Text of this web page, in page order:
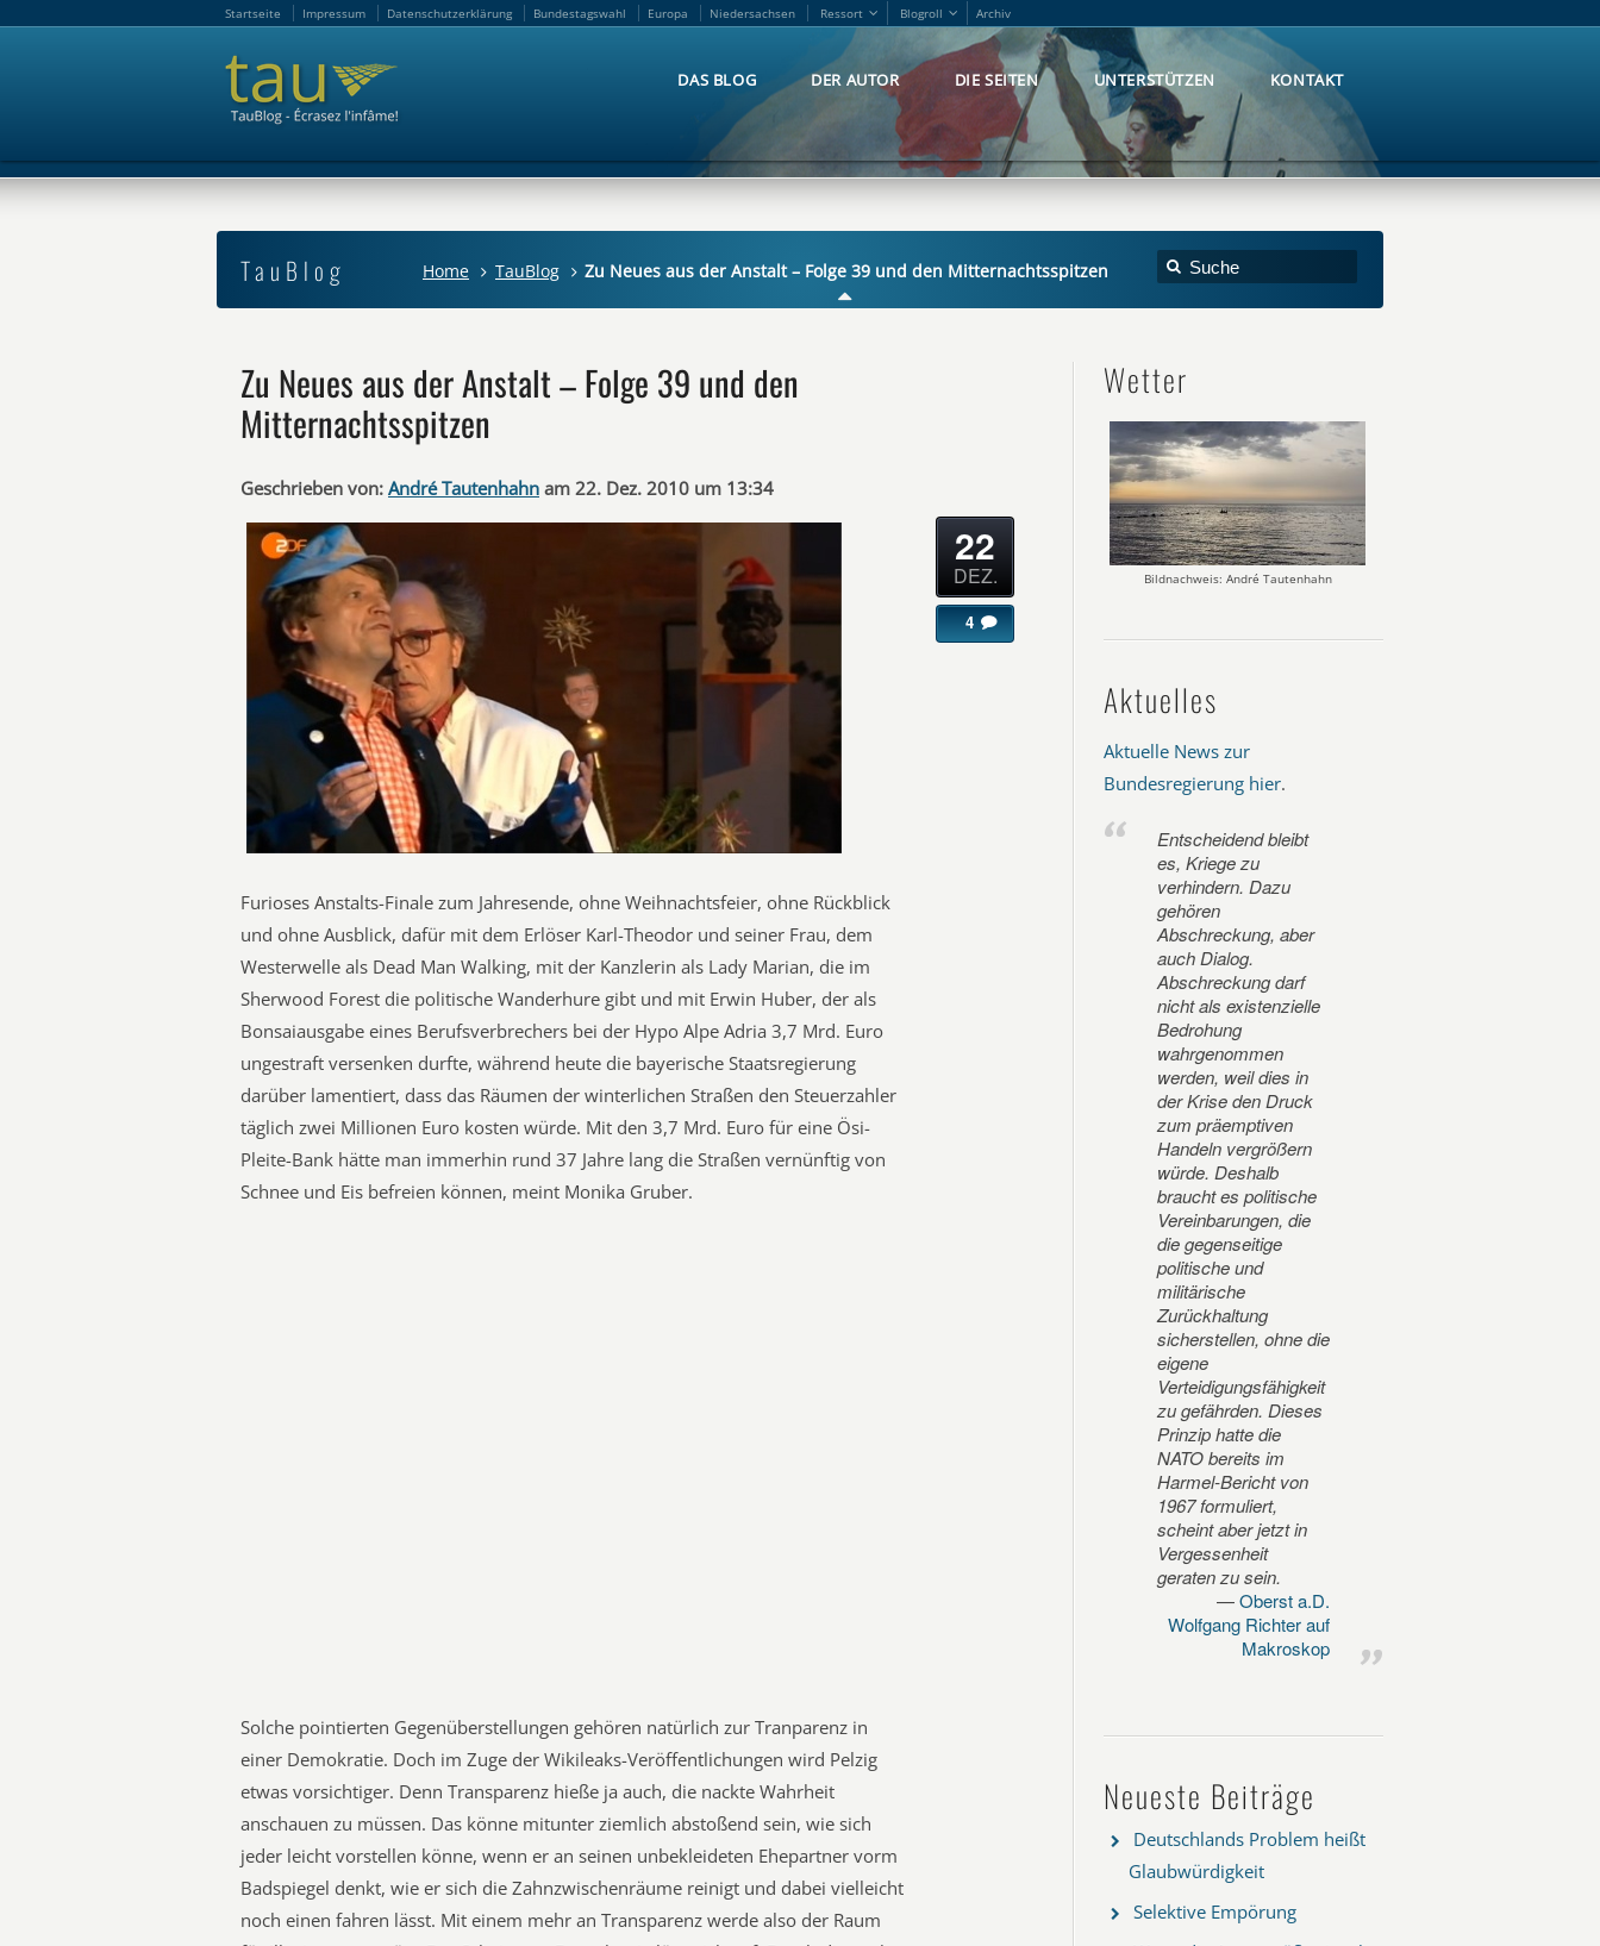
Startseite Impressum Datenschutzerklärung Bundestagswahl Europa Niedersachsen Ressort Blogroll Archiv
DAS BLOG DER AUTOR DIE SEITEN UNTERSTÜTZEN KONTAKT
TauBlog Home TauBlog Zu Neues aus der Anstalt – Folge 39 und den Mitternachtsspitzen
Zu Neues aus der Anstalt – Folge 39 und den
Mitternachtsspitzen
Geschrieben von: André Tautenhahn am 22. Dez. 2010 um 13:34
Furioses Anstalts-Finale zum Jahresende, ohne Weihnachtsfeier, ohne Rückblick
und ohne Ausblick, dafür mit dem Erlöser Karl-Theodor und seiner Frau, dem
Westerwelle als Dead Man Walking, mit der Kanzlerin als Lady Marian, die im
Sherwood Forest die politische Wanderhure gibt und mit Erwin Huber, der als
Bonsaiausgabe eines Berufsverbrechers bei der Hypo Alpe Adria 3,7 Mrd. Euro
ungestraft versenken durfte, während heute die bayerische Staatsregierung
darüber lamentiert, dass das Räumen der winterlichen Straßen den Steuerzahler
täglich zwei Millionen Euro kosten würde. Mit den 3,7 Mrd. Euro für eine Ösi-
Pleite-Bank hätte man immerhin rund 37 Jahre lang die Straßen vernünftig von
Schnee und Eis befreien können, meint Monika Gruber.
Solche pointierten Gegenüberstellungen gehören natürlich zur Tranparenz in
einer Demokratie. Doch im Zuge der Wikileaks-Veröffentlichungen wird Pelzig
etwas vorsichtiger. Denn Transparenz hieße ja auch, die nackte Wahrheit
anschauen zu müssen. Das könne mitunter ziemlich abstoßend sein, wie sich
jeder leicht vorstellen könne, wenn er an seinen unbekleideten Ehepartner vorm
Badspiegel denkt, wie er sich die Zahnzwischenräume reinigt und dabei vielleicht
noch einen fahren lässt. Mit einem mehr an Transparenz werde also der Raum
22
DEZ.
4
Wetter
Bildnachweis: André Tautenhahn
Aktuelles
Aktuelle News zur
Bundesregierung hier.
Entscheidend bleibt
es, Kriege zu
verhindern. Dazu
gehören
Abschreckung, aber
auch Dialog.
Abschreckung darf
nicht als existenzielle
Bedrohung
wahrgenommen
werden, weil dies in
der Krise den Druck
zum präemptiven
Handeln vergrößern
würde. Deshalb
braucht es politische
Vereinbarungen, die
die gegenseitige
politische und
militärische
Zurückhaltung
sicherstellen, ohne die
eigene
Verteidigungsfähigkeit
zu gefährden. Dieses
Prinzip hatte die
NATO bereits im
Harmel-Bericht von
1967 formuliert,
scheint aber jetzt in
Vergessenheit
geraten zu sein.
Oberst a.D.
Wolfgang Richter auf
Makroskop
Neueste Beiträge
Deutschlands Problem heißt
Glaubwürdigkeit
Selektive Empörung
Startseite Impressum Datenschutzerklärung Bundestagswahl Europa Niedersachsen Ressort Blogroll Archiv
DAS BLOG DER AUTOR DIE SEITEN UNTERSTÜTZEN KONTAKT